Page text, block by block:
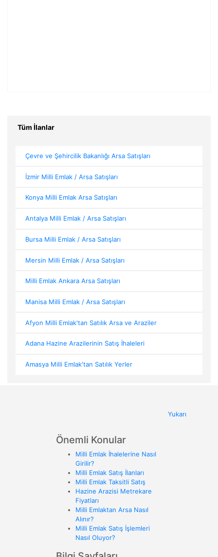
Tüm İlanlar
Çevre ve Şehircilik Bakanlığı Arsa Satışları
İzmir Milli Emlak / Arsa Satışları
Konya Milli Emlak Arsa Satışları
Antalya Milli Emlak / Arsa Satışları
Bursa Milli Emlak / Arsa Satışları
Mersin Milli Emlak / Arsa Satışları
Milli Emlak Ankara Arsa Satışları
Manisa Milli Emlak / Arsa Satışları
Afyon Milli Emlak'tan Satılık Arsa ve Araziler
Adana Hazine Arazilerinin Satış İhaleleri
Amasya Milli Emlak'tan Satılık Yerler
Yukarı
Önemli Konular
Milli Emlak İhalelerine Nasıl
Girilir?
Milli Emlak Satış İlanları
Milli Emlak Taksitli Satış
Hazine Arazisi Metrekare
Fiyatları
Milli Emlaktan Arsa Nasıl
Alınır?
Milli Emlak Satış İşlemleri
Nasıl Oluyor?